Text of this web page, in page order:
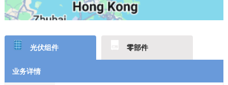
光伏组件 零部件
业务详情